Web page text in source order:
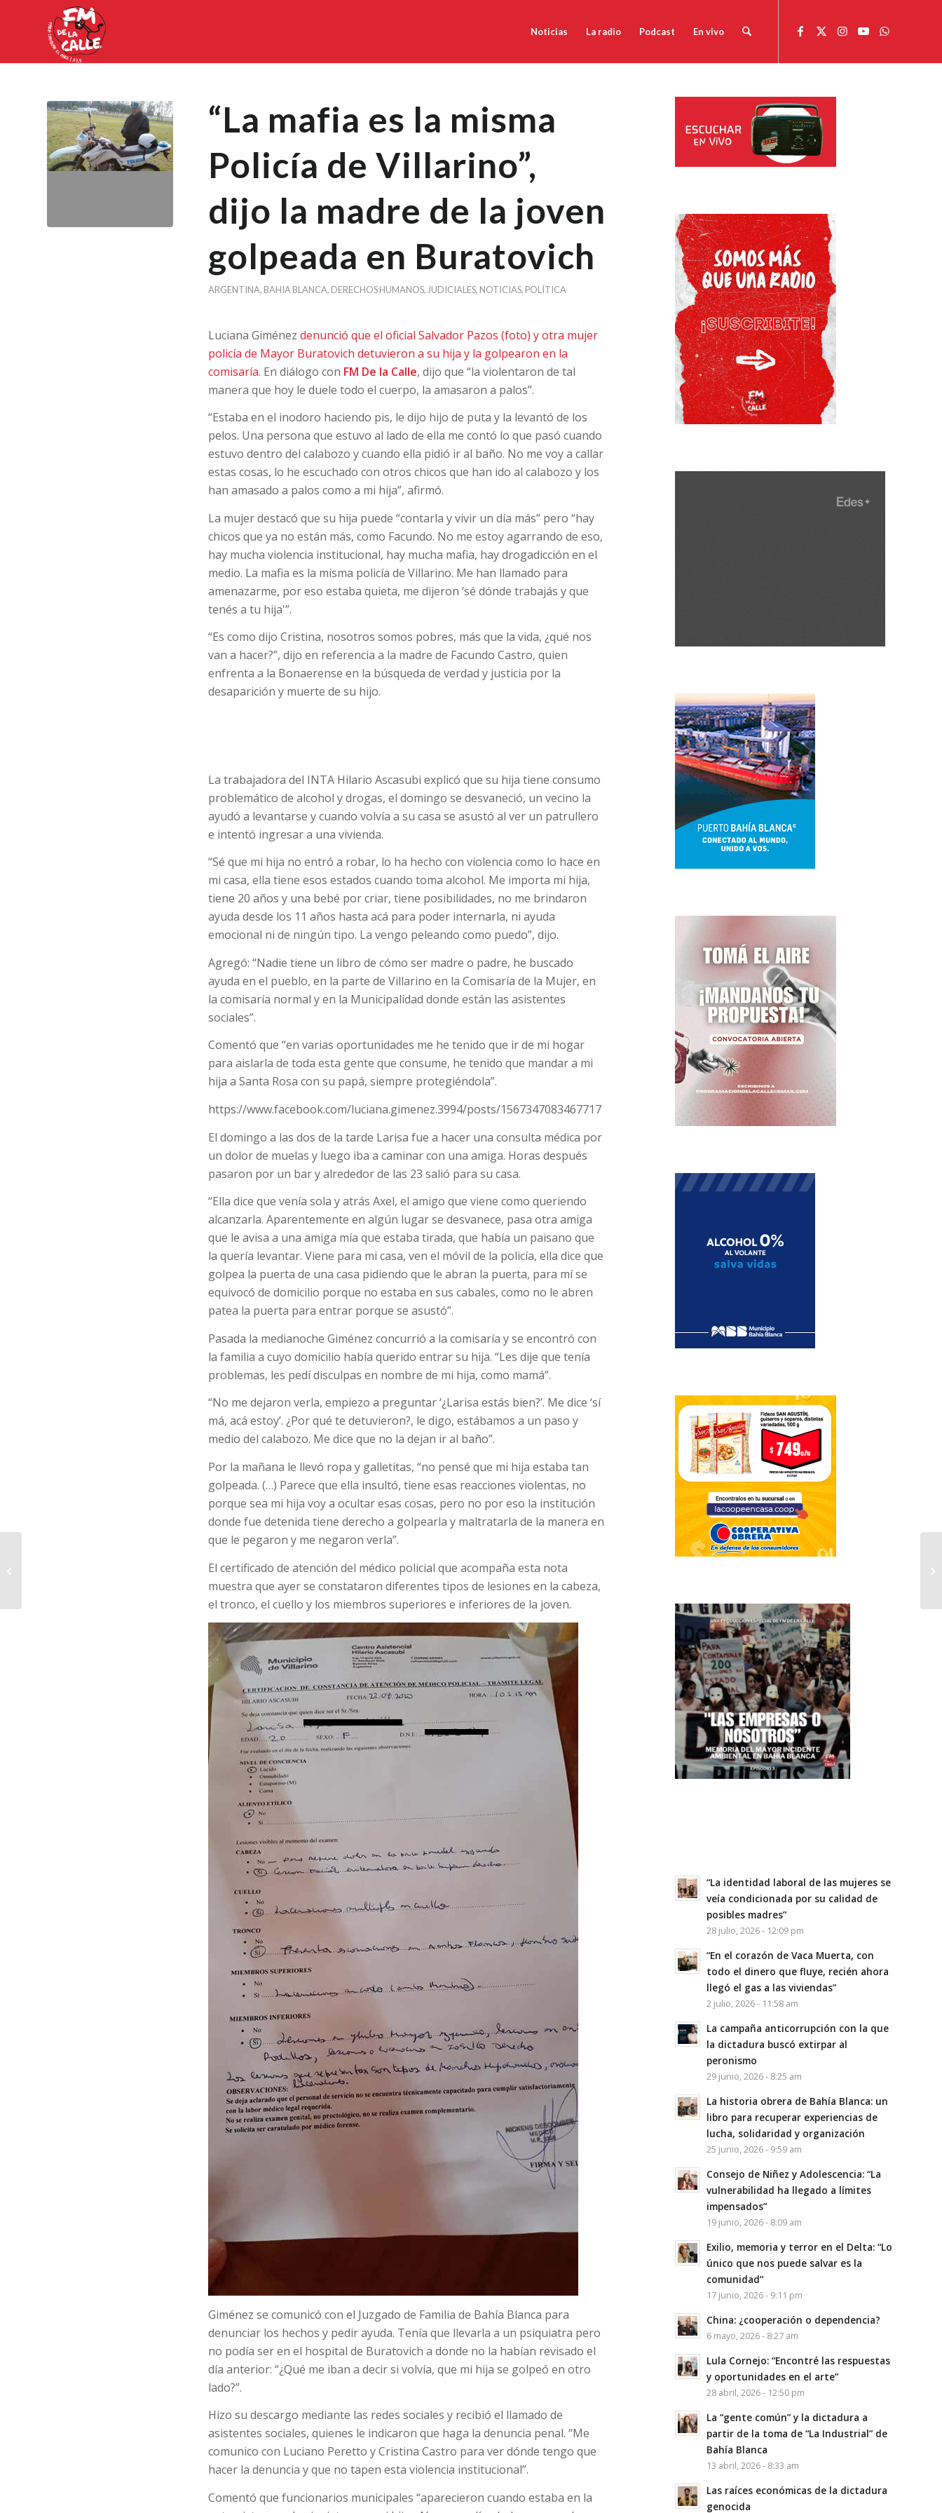
Noticias La radio Podcast En vivo
“La mafia es la misma
Policía de Villarino”,
dijo la madre de la joven
golpeada en Buratovich
ARGENTINA, BAHIA BLANCA, DERECHOS HUMANOS, JUDICIALES, NOTICIAS, POLÍTICA
Luciana Giménez denunció que el oficial Salvador Pazos (foto) y otra mujer
policía de Mayor Buratovich detuvieron a su hija y la golpearon en la
comisaría. En diálogo con FM De la Calle, dijo que “la violentaron de tal
manera que hoy le duele todo el cuerpo, la amasaron a palos”.
“Estaba en el inodoro haciendo pis, le dijo hijo de puta y la levantó de los
pelos. Una persona que estuvo al lado de ella me contó lo que pasó cuando
estuvo dentro del calabozo y cuando ella pidió ir al baño. No me voy a callar
estas cosas, lo he escuchado con otros chicos que han ido al calabozo y los
han amasado a palos como a mi hija”, afirmó.
La mujer destacó que su hija puede “contarla y vivir un día más” pero “hay
chicos que ya no están más, como Facundo. No me estoy agarrando de eso,
hay mucha violencia institucional, hay mucha mafia, hay drogadicción en el
medio. La mafia es la misma policía de Villarino. Me han llamado para
amenazarme, por eso estaba quieta, me dijeron ‘sé dónde trabajás y que
tenés a tu hija'”.
“Es como dijo Cristina, nosotros somos pobres, más que la vida, ¿qué nos
van a hacer?”, dijo en referencia a la madre de Facundo Castro, quien
enfrenta a la Bonaerense en la búsqueda de verdad y justicia por la
desaparición y muerte de su hijo.
La trabajadora del INTA Hilario Ascasubi explicó que su hija tiene consumo
problemático de alcohol y drogas, el domingo se desvaneció, un vecino la
ayudó a levantarse y cuando volvía a su casa se asustó al ver un patrullero
e intentó ingresar a una vivienda.
“Sé que mi hija no entró a robar, lo ha hecho con violencia como lo hace en
mi casa, ella tiene esos estados cuando toma alcohol. Me importa mi hija,
tiene 20 años y una bebé por criar, tiene posibilidades, no me brindaron
ayuda desde los 11 años hasta acá para poder internarla, ni ayuda
emocional ni de ningún tipo. La vengo peleando como puedo”, dijo.
Agregó: “Nadie tiene un libro de cómo ser madre o padre, he buscado
ayuda en el pueblo, en la parte de Villarino en la Comisaría de la Mujer, en
la comisaría normal y en la Municipalidad donde están las asistentes
sociales”.
Comentó que “en varias oportunidades me he tenido que ir de mi hogar
para aislarla de toda esta gente que consume, he tenido que mandar a mi
hija a Santa Rosa con su papá, siempre protegiéndola”.
https://www.facebook.com/luciana.gimenez.3994/posts/1567347083467717
El domingo a las dos de la tarde Larisa fue a hacer una consulta médica por
un dolor de muelas y luego iba a caminar con una amiga. Horas después
pasaron por un bar y alrededor de las 23 salió para su casa.
“Ella dice que venía sola y atrás Axel, el amigo que viene como queriendo
alcanzarla. Aparentemente en algún lugar se desvanece, pasa otra amiga
que le avisa a una amiga mía que estaba tirada, que había un paisano que
la quería levantar. Viene para mi casa, ven el móvil de la policía, ella dice que
golpea la puerta de una casa pidiendo que le abran la puerta, para mí se
equivocó de domicilio porque no estaba en sus cabales, como no le abren
patea la puerta para entrar porque se asustó”.
Pasada la medianoche Giménez concurrió a la comisaría y se encontró con
la familia a cuyo domicilio había querido entrar su hija. “Les dije que tenía
problemas, les pedí disculpas en nombre de mi hija, como mamá”.
“No me dejaron verla, empiezo a preguntar ‘¿Larisa estás bien?’. Me dice ‘sí
má, acá estoy’. ¿Por qué te detuvieron?, le digo, estábamos a un paso y
medio del calabozo. Me dice que no la dejan ir al baño”.
Por la mañana le llevó ropa y galletitas, “no pensé que mi hija estaba tan
golpeada. (…) Parece que ella insultó, tiene esas reacciones violentas, no
porque sea mi hija voy a ocultar esas cosas, pero no por eso la institución
donde fue detenida tiene derecho a golpearla y maltratarla de la manera en
que le pegaron y me negaron verla”.
El certificado de atención del médico policial que acompaña esta nota
muestra que ayer se constataron diferentes tipos de lesiones en la cabeza,
el tronco, el cuello y los miembros superiores e inferiores de la joven.
Giménez se comunicó con el Juzgado de Familia de Bahía Blanca para
denunciar los hechos y pedir ayuda. Tenía que llevarla a un psiquiatra pero
no podía ser en el hospital de Buratovich a donde no la habían revisado el
día anterior: “¿Qué me iban a decir si volvía, que mi hija se golpeó en otro
lado?”.
Hizo su descargo mediante las redes sociales y recibió el llamado de
asistentes sociales, quienes le indicaron que haga la denuncia penal. “Me
comunico con Luciano Peretto y Cristina Castro para ver dónde tengo que
hacer la denuncia y que no tapen esta violencia institucional”.
Comentó que funcionarios municipales “aparecieron cuando estaba en la
“La identidad laboral de las mujeres se
veía condicionada por su calidad de
posibles madres”
28 julio, 2026 - 12:09 pm
“En el corazón de Vaca Muerta, con
todo el dinero que fluye, recién ahora
llegó el gas a las viviendas”
2 julio, 2026 - 11:58 am
La campaña anticorrupción con la que
la dictadura buscó extirpar al
peronismo
29 junio, 2026 - 8:25 am
La historia obrera de Bahía Blanca: un
libro para recuperar experiencias de
lucha, solidaridad y organización
25 junio, 2026 - 9:59 am
Consejo de Niñez y Adolescencia: “La
vulnerabilidad ha llegado a límites
impensados”
19 junio, 2026 - 8:09 am
Exilio, memoria y terror en el Delta: “Lo
único que nos puede salvar es la
comunidad”
17 junio, 2026 - 9:11 pm
China: ¿cooperación o dependencia?
6 mayo, 2026 - 8:27 am
Lula Cornejo: “Encontré las respuestas
y oportunidades en el arte”
28 abril, 2026 - 12:50 pm
La “gente común” y la dictadura a
partir de la toma de “La Industrial” de
Bahía Blanca
13 abril, 2026 - 8:33 am
Las raíces económicas de la dictadura
genocida